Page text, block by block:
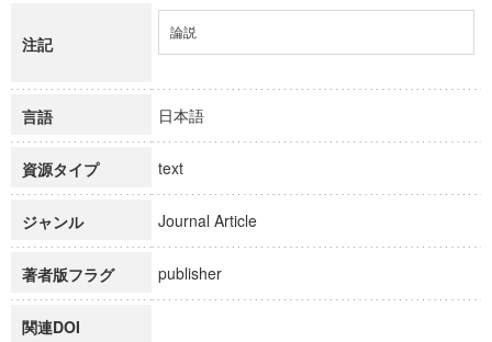
注記
論説
言語 日本語
資源タイプ text
ジャンル Journal Article
著者版フラグ publisher
関連DOI